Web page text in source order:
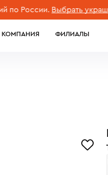
Выбрать украшение
КОМПАНИЯ ФИЛИАЛЫ